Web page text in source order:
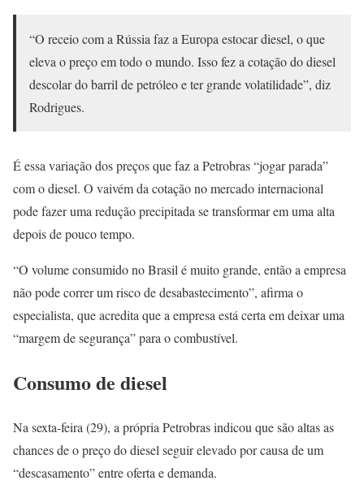
“O receio com a Rússia faz a Europa estocar diesel, o que
eleva o preço em todo o mundo. Isso fez a cotação do diesel
descolar do barril de petróleo e ter grande volatilidade”, diz
Rodrigues.
É essa variação dos preços que faz a Petrobras “jogar parada”
com o diesel. O vaivém da cotação no mercado internacional
pode fazer uma redução precipitada se transformar em uma alta
depois de pouco tempo.
“O volume consumido no Brasil é muito grande, então a empresa
não pode correr um risco de desabastecimento”, afirma o
especialista, que acredita que a empresa está certa em deixar uma
“margem de segurança” para o combustível.
Consumo de diesel
Na sexta-feira (29), a própria Petrobras indicou que são altas as
chances de o preço do diesel seguir elevado por causa de um
“descasamento” entre oferta e demanda.